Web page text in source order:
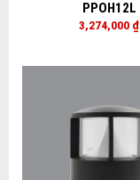
PPOH12L
3,274,000 ₫